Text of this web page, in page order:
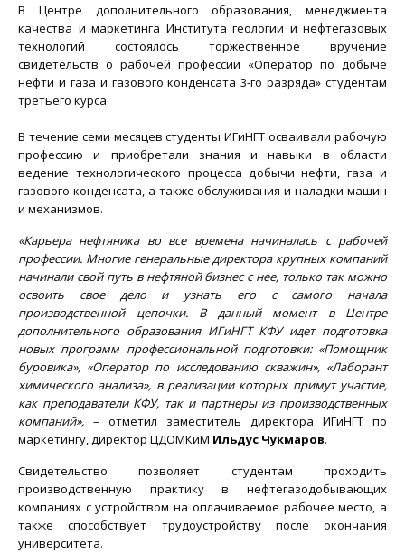
В Центре дополнительного образования, менеджмента
качества и маркетинга Института геологии и нефтегазовых
технологий состоялось торжественное вручение
свидетельств о рабочей профессии «Оператор по добыче
нефти и газа и газового конденсата 3-го разряда» студентам
третьего курса.
В течение семи месяцев студенты ИГиНГТ осваивали рабочую
профессию и приобретали знания и навыки в области
ведение технологического процесса добычи нефти, газа и
газового конденсата, а также обслуживания и наладки машин
и механизмов.
«Карьера нефтяника во все времена начиналась с рабочей
профессии. Многие генеральные директора крупных компаний
начинали свой путь в нефтяной бизнес с нее, только так можно
освоить свое дело и узнать его с самого начала
производственной цепочки. В данный момент в Центре
дополнительного образования ИГиНГТ КФУ идет подготовка
новых программ профессиональной подготовки: «Помощник
буровика», «Оператор по исследованию скважин», «Лаборант
химического анализа», в реализации которых примут участие,
как преподаватели КФУ, так и партнеры из производственных
компаний», – отметил заместитель директора ИГиНГТ по
маркетингу, директор ЦДОМКиМ Ильдус Чукмаров.
Свидетельство позволяет студентам проходить
производственную практику в нефтегазодобывающих
компаниях с устройством на оплачиваемое рабочее место, а
также способствует трудоустройству после окончания
университета.